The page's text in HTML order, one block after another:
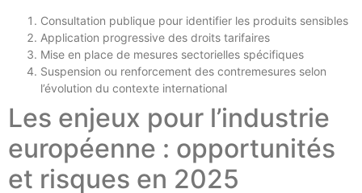
Consultation publique pour identifier les produits sensibles
Application progressive des droits tarifaires
Mise en place de mesures sectorielles spécifiques
Suspension ou renforcement des contremesures selon
l’évolution du contexte international
Les enjeux pour l’industrie
européenne : opportunités
et risques en 2025